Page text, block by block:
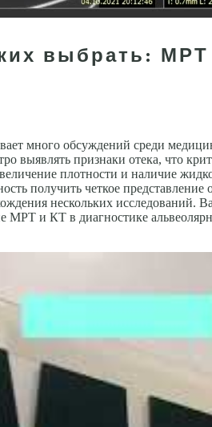
выбрать:
много обсуждений среди
выявлять признаки отека, что
плотности и наличие
получить четкое
нескольких
МРТ и КТ в диагностике